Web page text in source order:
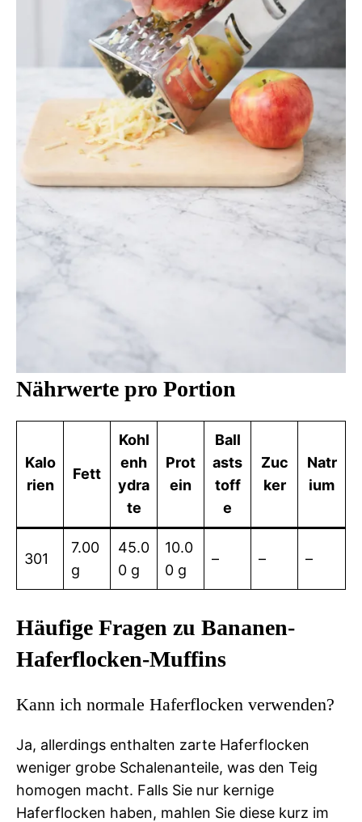
Nährwerte pro Portion
Kalo
rien
Fett
Kohl
enh
ydra
te
Prot
ein
Ball
asts
toff
e
Zuc
ker
Natr
ium
301
7.00
g
45.0
0 g
10.0
0 g
– – –
Häufige Fragen zu Bananen-
Haferflocken-Muffins
Kann ich normale Haferflocken verwenden?
Ja, allerdings enthalten zarte Haferflocken
weniger grobe Schalenanteile, was den Teig
homogen macht. Falls Sie nur kernige
Haferflocken haben, mahlen Sie diese kurz im